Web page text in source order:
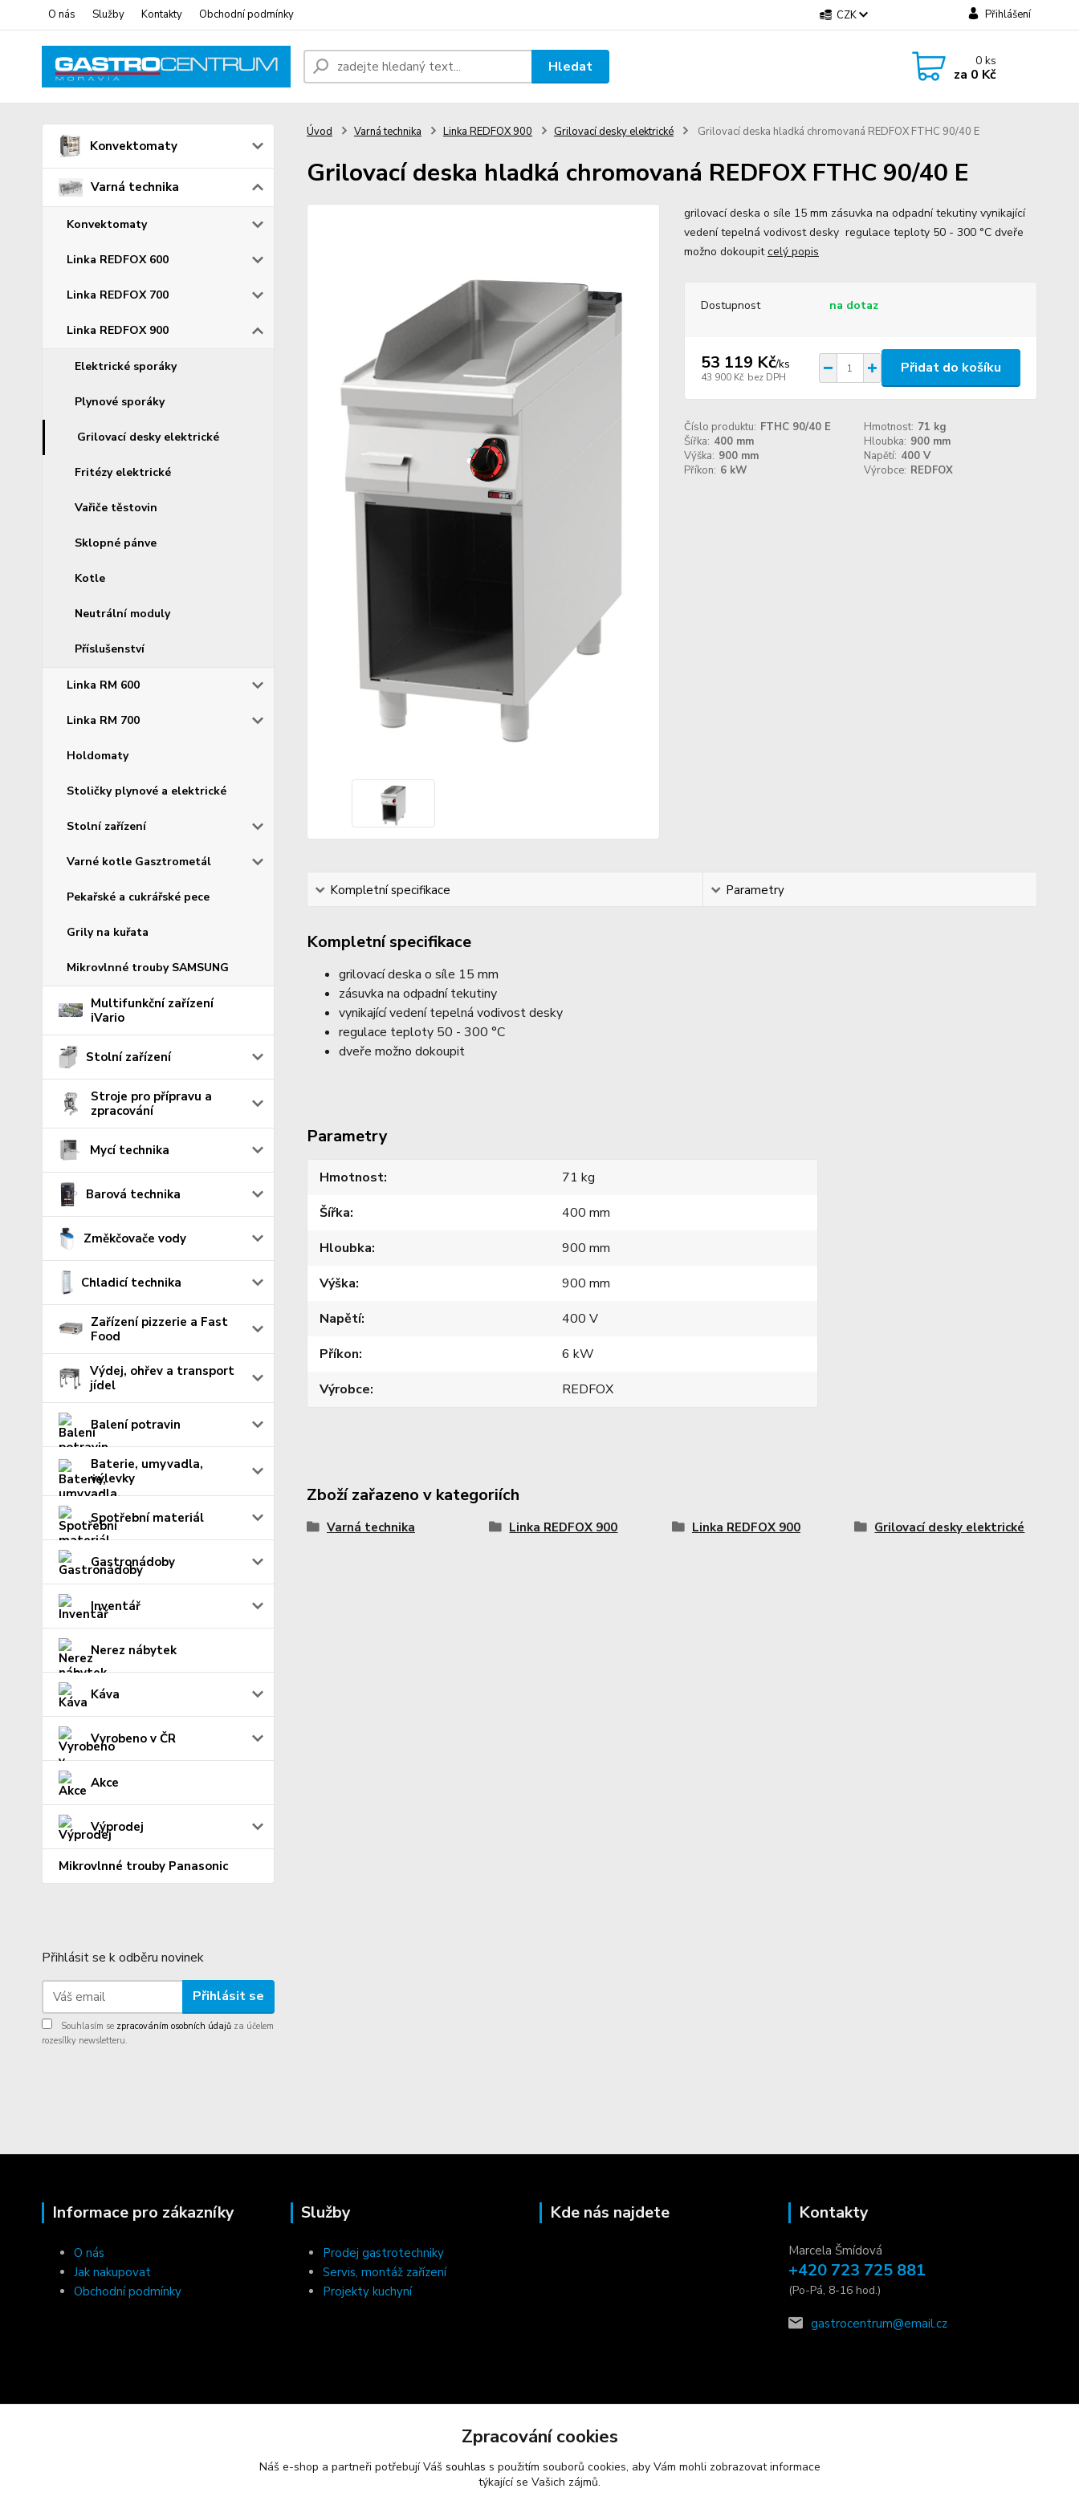
O nás Služby Kontakty Obchodní podmínky CZK Přihlášení
Hledat 0ks
za 0 Kč
Konvektomaty
Varná technika
Konvektomaty
Linka REDFOX 600
Linka REDFOX 700
Linka REDFOX 900
Elektrické sporáky
Plynové sporáky
Grilovací desky elektrické
Fritézy elektrické
Vařiče těstovin
Sklopné pánve
Kotle
Neutrální moduly
Příslušenství
Linka RM 600
Linka RM 700
Holdomaty
Stoličky plynové a elektrické
Stolní zařízení
Varné kotle Gasztrometál
Pekařské a cukrářské pece
Grily na kuřata
Mikrovlnné trouby SAMSUNG
Multifunkční zařízení
iVario
Stolní zařízení
Stroje pro přípravu a
zpracování
Mycí technika
Barová technika
Změkčovače vody
Chladicí technika
Zařízení pizzerie a Fast
Food
Výdej, ohřev a transport
jídel
Balení potravin
Baterie, umyvadla,
výlevky
Spotřební materiál
Gastronádoby
Inventář
Nerez nábytek
Káva
Vyrobeno v ČR
Akce
Výprodej
Mikrovlnné trouby Panasonic
Přihlásit se k odběru novinek
Přihlásit se
Souhlasím se zpracováním osobních údajů za účelem
rozesílky newsletteru.
Úvod Varná technika Linka REDFOX 900 Grilovací desky elektrické Grilovací deska hladká chromovaná REDFOX FTHC 90/40 E
Grilovací deska hladká chromovaná REDFOX FTHC 90/40 E
grilovací deska o síle 15 mm zásuvka na odpadní tekutiny vynikající
vedení tepelná vodivost desky regulace teploty 50 - 300 °C dveře
možno dokoupitcelý popis
Dostupnost na dotaz
53 119 Kč/ks
43 900 Kč bez DPH
Přidat do košíku
Číslo produktu: FTHC 90/40 E Hmotnost: 71 kg
Šířka: 400 mm Hloubka: 900 mm
Výška: 900 mm Napětí: 400 V
Příkon: 6 kW Výrobce: REDFOX
Kompletní specifikace Parametry
Kompletní specifikace
grilovací deska o síle 15 mm
zásuvka na odpadní tekutiny
vynikající vedení tepelná vodivost desky
regulace teploty 50 - 300 °C
dveře možno dokoupit
Parametry
Hmotnost
71 kg
Šířka
400 mm
Hloubka
900 mm
Výška
900 mm
Napětí
400 V
Příkon
6 kW
Výrobce
REDFOX
Zboží zařazeno v kategoriích
Varná technika Linka REDFOX 900 Linka REDFOX 900 Grilovací desky elektrické
Informace pro zákazníky
O nás
Jak nakupovat
Obchodní podmínky
Služby
Prodej gastrotechniky
Servis, montáž zařízení
Projekty kuchyní
Kde nás najdete Kontakty
Marcela Šmídová
+420 723 725 881
(Po-Pá, 8-16 hod.)
gastrocentrum@email.cz
Zpracování cookies
Náš e-shop a partneři potřebují Váš souhlas s použitím souborů cookies, aby Vám mohli zobrazovat informace
týkající se Vašich zájmů.